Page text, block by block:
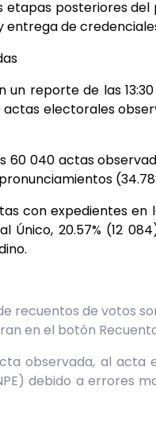
etapas posteriores
entrega de
un reporte de las
electorales
60 040 actas
con expedientes en
Único, 20.57% (12
recuentos de votos
en el botón
observada, al acta
debido a errores